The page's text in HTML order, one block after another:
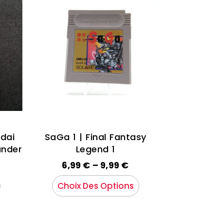
SaGa 1 | Final Fantasy
Legend 1
6,99 € – 9,99 €
Choix Des Options